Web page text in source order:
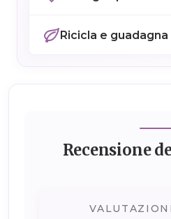
Ricicla e guadagna
Recensione